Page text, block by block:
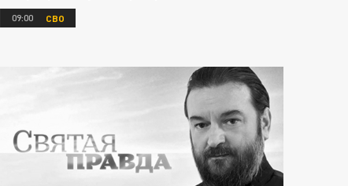
09:00 СВО